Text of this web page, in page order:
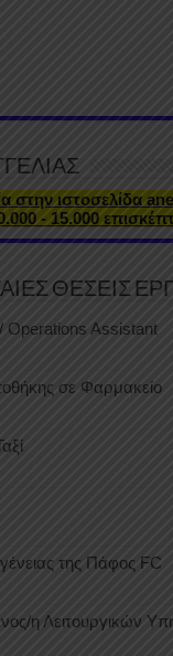
στην ιστοσελίδα
- 15.000
ΘΕΣΕΙΣ
/ Operations Assistant
σε Φαρμακείο
της Πάφος FC
η Λειτουργικών